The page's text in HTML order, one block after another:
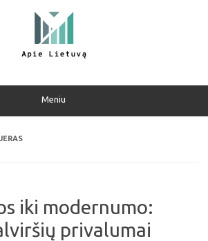
Meniu
iki modernumo:
privalumai